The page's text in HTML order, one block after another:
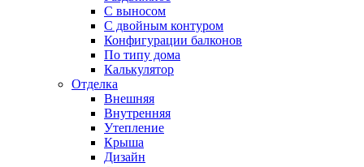
С выносом
С двойным контуром
Конфигурации балконов
По типу дома
Калькулятор
Отделка
Внешняя
Внутренняя
Утепление
Крыша
Дизайн